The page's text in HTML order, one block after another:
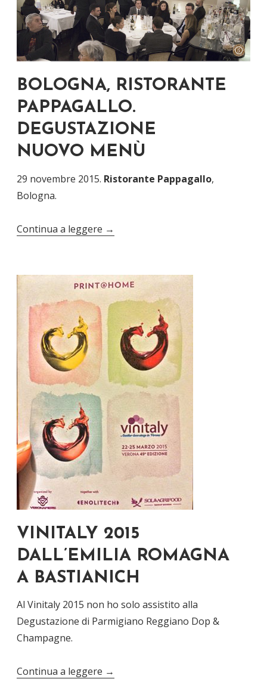
BOLOGNA, RISTORANTE
PAPPAGALLO.
DEGUSTAZIONE
NUOVO MENÙ
29 novembre 2015. Ristorante Pappagallo,
Bologna.
Continua a leggere →
VINITALY 2015
DALL’EMILIA ROMAGNA
A BASTIANICH
Al Vinitaly 2015 non ho solo assistito alla
Degustazione di Parmigiano Reggiano Dop &
Champagne.
Continua a leggere →